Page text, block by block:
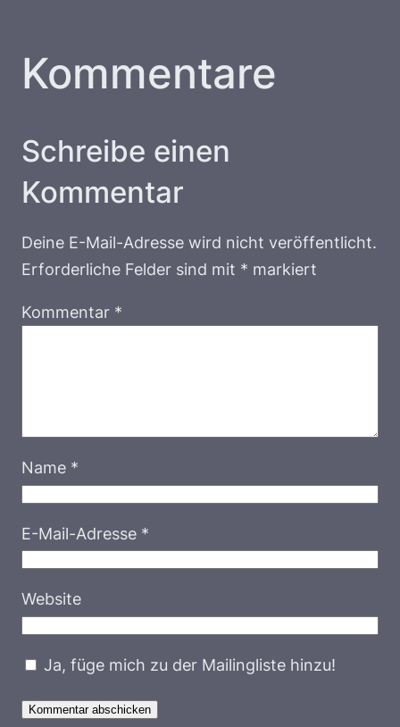
Kommentare
Schreibe einen
Kommentar
Deine E-Mail-Adresse wird nicht veröffentlicht.
Erforderliche Felder sind mit * markiert
Kommentar *
Name *
E-Mail-Adresse *
Website
Ja, füge mich zu der Mailingliste hinzu!